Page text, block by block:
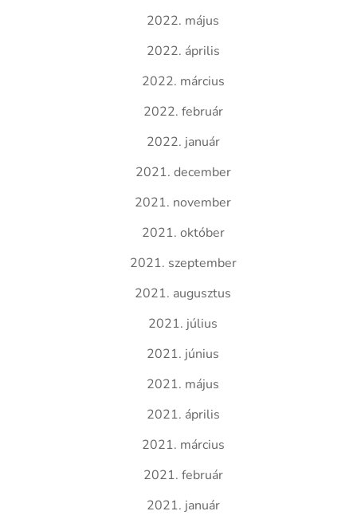
2022. május
2022. április
2022. március
2022. február
2022. január
2021. december
2021. november
2021. október
2021. szeptember
2021. augusztus
2021. július
2021. június
2021. május
2021. április
2021. március
2021. február
2021. január